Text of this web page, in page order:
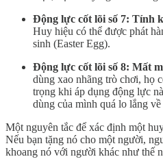
Động lực cốt lõi số 7: Tính
Huy hiệu có thể được phát
sinh (Easter Egg).
Động lực cốt lõi số 8: Mất
dùng xao nhãng trò chơi, họ
trọng khi áp dụng động lực
dùng của mình quá lo lắng
Một nguyên tắc để xác định một
Nếu bạn tặng nó cho một người,
khoang nó với người khác như thế